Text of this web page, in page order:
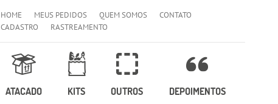
HOME MEUS PEDIDOS QUEM SOMOS
CONTATO
CADASTRO
RASTREAMENTO
ATACADO KITS OUTROS DEPOIMENTOS